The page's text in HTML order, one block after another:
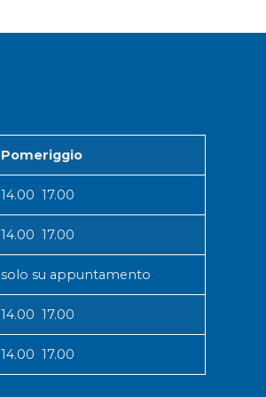
Pomeriggio
14.00 17.00
14.00 17.00
solo su appuntamento
14.00 17.00
14.00 17.00